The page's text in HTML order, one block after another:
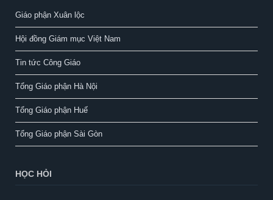
Giáo phận Xuân lộc
Hội đồng Giám mục Việt Nam
Tin tức Công Giáo
Tổng Giáo phận Hà Nội
Tổng Giáo phận Huế
Tổng Giáo phận Sài Gòn
HỌC HỎI